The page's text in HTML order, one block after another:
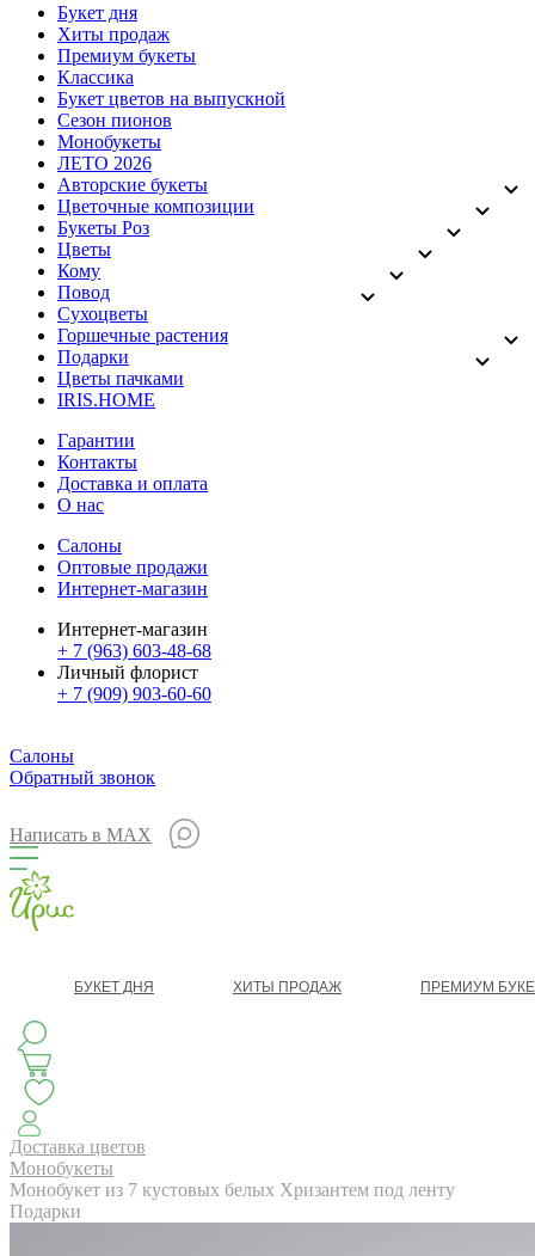
Букет дня
Хиты продаж
Премиум букеты
Классика
Букет цветов на выпускной
Сезон пионов
Монобукеты
ЛЕТО 2026
Авторские букеты
Цветочные композиции
Букеты Роз
Цветы
Кому
Повод
Сухоцветы
Горшечные растения
Подарки
Цветы пачками
IRIS.HOME
Гарантии
Контакты
Доставка и оплата
О нас
Салоны
Оптовые продажи
Интернет-магазин
Интернет-магазин
+ 7 (963) 603-48-68
Личный флорист
+ 7 (909) 903-60-60
Салоны
Обратный звонок
Написать в MAX
БУКЕТ ДНЯ ХИТЫ ПРОДАЖ ПРЕМИУМ
АВТОРСКИЕ БУКЕТЫ
Доставка цветов
Монобукеты
Монобукет из 7 кустовых белых Хризантем под ленту
Подарки